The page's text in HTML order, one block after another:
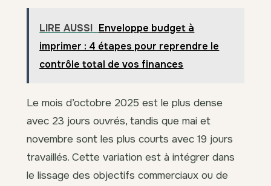
LIRE AUSSI Enveloppe budget à
imprimer : 4 étapes pour reprendre le
contrôle total de vos finances
Le mois d’octobre 2025 est le plus dense
avec 23 jours ouvrés, tandis que mai et
novembre sont les plus courts avec 19 jours
travaillés. Cette variation est à intégrer dans
le lissage des objectifs commerciaux ou de